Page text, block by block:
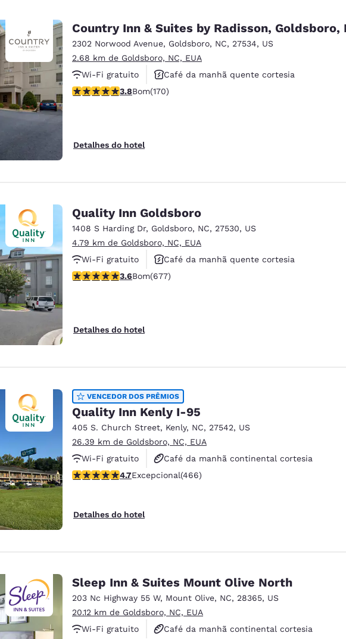
Country Inn & Suites by Radisson, Goldsboro,
2302 Norwood Avenue, Goldsboro, NC, 27534, US
2.68 km de Goldsboro, NC, EUA
Wi-Fi gratuito
Café da manhã quente cortesia
Piscina externa
classificação 3.83 estrelas. Bom. 170 avaliações
3.8Bom(170)
Detalhes do hotel
Quality Inn Goldsboro
1408 S Harding Dr, Goldsboro, NC, 27530, US
4.79 km de Goldsboro, NC, EUA
Wi-Fi gratuito
Café da manhã quente cortesia
Aceita animais de estimação
classificação 3.57 estrelas. Bom. 677 avaliações
3.6Bom(677)
Detalhes do hotel
VENCEDOR DOS PRÊMIOS
Quality Inn Kenly I-95
405 S. Church Street, Kenly, NC, 27542, US
26.39 km de Goldsboro, NC, EUA
Wi-Fi gratuito
Café da manhã continental cortesia
Aceita animais de estimação
classificação 4.67 estrelas. Excepcional. 466 avaliações
4.7Excepcional(466)
Detalhes do hotel
Sleep Inn & Suites Mount Olive North
203 Nc Highway 55 W, Mount Olive, NC, 28365, US
20.12 km de Goldsboro, NC, EUA
Wi-Fi gratuito
Café da manhã continental cortesia